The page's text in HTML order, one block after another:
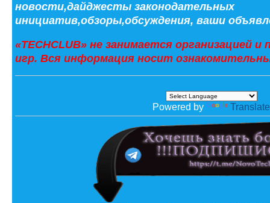
новости,дайджесты законодательных
инициатив,обзоры,обсуждения, ваши
«TECHCLUB» не занимается организацией
игр. Вся информация носит
Powered by Translate